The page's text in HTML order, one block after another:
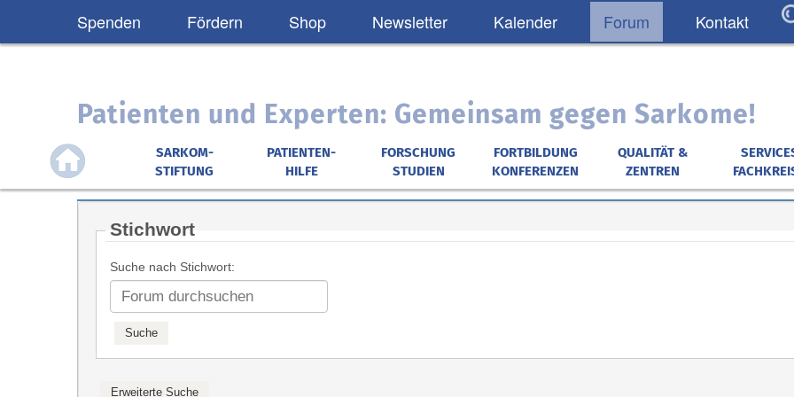
Spenden Fördern Shop Newsletter Kalender Forum Kontakt
Patienten und Experten: Gemeinsam gegen Sarkome!
SARKOM-
STIFTUNG
PATIENTEN-
HILFE
FORSCHUNG
STUDIEN
FORTBILDUNG
KONFERENZEN
QUALITÄT &
ZENTREN
Stichwort
Suche nach Stichwort: